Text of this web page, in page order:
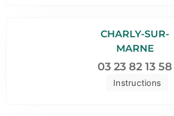
Instructions
CHARLY-SUR-
MARNE
03 23 82 13 58